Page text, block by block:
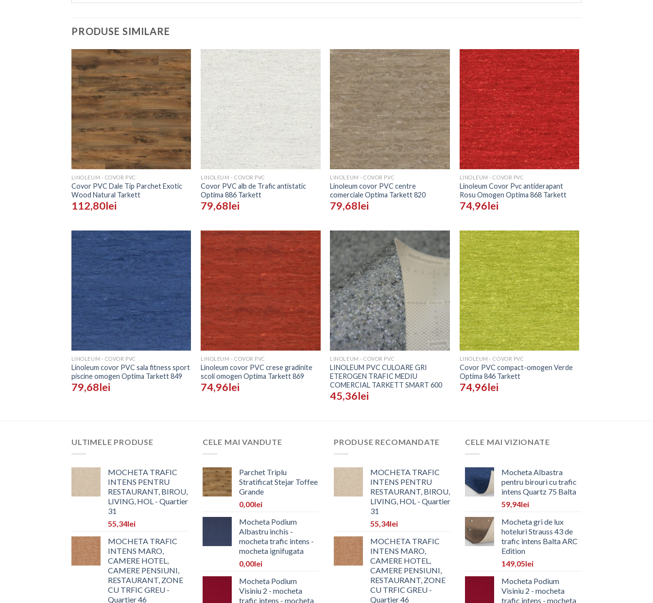
PRODUSE SIMILARE
Adaugă
în
Wishlist
LINOLEUM - COVOR PVC
Covor PVC Dale Tip Parchet Exotic
Wood Natural Tarkett
112,80lei
Adaugă
Wishlist
LINOLEUM - COVOR PVC
Covor PVC alb de Trafic antistatic
Optima 886 Tarkett
79,68lei
Adaugă
în
Wishlist
LINOLEUM - COVOR PVC
Linoleum covor PVC centre
comerciale Optima Tarkett 820
79,68lei
Adaugă
în
Wishlist
+
LINOLEUM - COVOR PVC
Linoleum Covor Pvc antiderapant
Rosu Omogen Optima 868 Tarkett
74,96lei
Adaugă
în
Wishlist
+
LINOLEUM - COVOR PVC
Linoleum covor PVC sala fitness sport
piscine omogen Optima Tarkett 849
79,68lei
Adaugă
în
Wishlist
LINOLEUM - COVOR PVC
Linoleum covor PVC crese gradinite
scoli omogen Optima Tarkett 869
74,96lei
Adaugă
+
LINOLEUM - COVOR PVC
LINOLEUM PVC CULOARE GRI
ETEROGEN TRAFIC MEDIU
COMERCIAL TARKETT SMART 600
45,36lei
Adaugă
în
Wishlist
+
LINOLEUM - COVOR PVC
Covor PVC compact-omogen Verde
Optima 846 Tarkett
74,96lei
ULTIMELE PRODUSE
MOCHETA TRAFIC
INTENS PENTRU
RESTAURANT, BIROU,
LIVING, HOL - Quartier
31
55,34lei
MOCHETA TRAFIC
INTENS MARO,
CAMERE HOTEL,
CAMERE PENSIUNI,
RESTAURANT, ZONE
CU TRFIC GREU -
Quartier 46
CELE MAI VANDUTE
Parchet Triplu
Stratificat Stejar Toffee
Grande
0,00lei
Mocheta Podium
Albastru inchis -
mocheta trafic intens -
mocheta ignifugata
0,00lei
Mocheta Podium
Visiniu 2 - mocheta
trafic intens - mocheta
PRODUSE RECOMANDATE
MOCHETA TRAFIC
INTENS PENTRU
RESTAURANT, BIROU,
LIVING, HOL - Quartier
31
55,34lei
MOCHETA TRAFIC
INTENS MARO,
CAMERE HOTEL,
CAMERE PENSIUNI,
RESTAURANT, ZONE
CU TRFIC GREU -
Quartier 46
CELE MAI VIZIONATE
Mocheta Albastra
pentru birouri cu trafic
intens Quartz 75 Balta
59,94lei
Mocheta gri de lux
hoteluri Strauss 43 de
trafic intens Balta ARC
Edition
149,05lei
Mocheta Podium
Visiniu 2 - mocheta
trafic intens - mocheta